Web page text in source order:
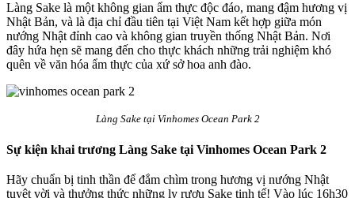
Làng Sake là một không gian ẩm thực độc đáo, mang đậm hương vị
Nhật Bản, và là địa chỉ đầu tiên tại Việt Nam kết hợp giữa món
nướng Nhật đỉnh cao và không gian truyền thống Nhật Bản. Nơi
đây hứa hẹn sẽ mang đến cho thực khách những trải nghiệm khó
quên về văn hóa ẩm thực của xứ sở hoa anh đào.
Làng Sake tại Vinhomes Ocean Park 2
Sự kiện khai trương Làng Sake tại Vinhomes Ocean Park 2
Hãy chuẩn bị tinh thần để đắm chìm trong hương vị nướng Nhật
tuyệt vời và thưởng thức những ly rượu Sake tinh tế! Vào lúc 16h30